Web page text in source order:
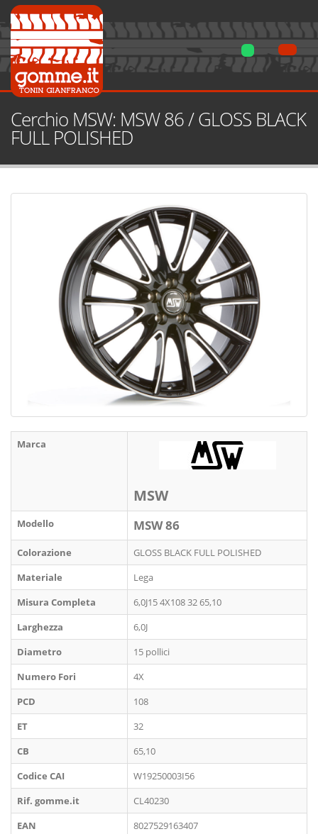
Cerchio MSW: MSW 86 / GLOSS BLACK
FULL POLISHED
Marca
MSW
Modello MSW 86
Colorazione
GLOSS BLACK FULL POLISHED
Materiale
Lega
Misura Completa
6,0J15 4X108 32 65,10
Larghezza
6,0J
Diametro
15 pollici
Numero Fori
4X
PCD
108
ET
32
CB
65,10
Codice CAI
W19250003I56
Rif. gomme.it
CL40230
EAN
8027529163407